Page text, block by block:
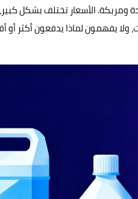
الأسعار تختلف بشكل كبير،
ولا يفهمون لماذا يدفعون أكثر